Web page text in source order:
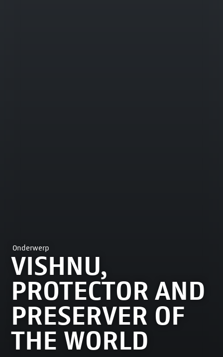
Onderwerp
VISHNU,
PROTECTOR AND
PRESERVER OF
THE WORLD